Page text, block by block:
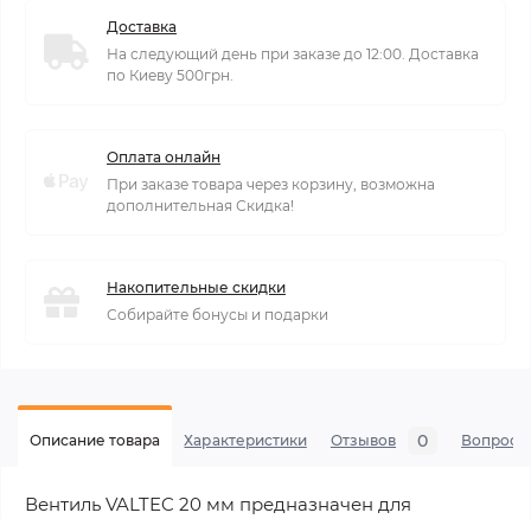
Доставка
На следующий день при заказе до 12:00. Доставка
по Киеву 500грн.
Оплата онлайн
При заказе товара через корзину, возможна
дополнительная Скидка!
Накопительные скидки
Собирайте бонусы и подарки
Описание товара Характеристики Отзывов 0 Вопросы
Вентиль VALTEC 20 мм предназначен для